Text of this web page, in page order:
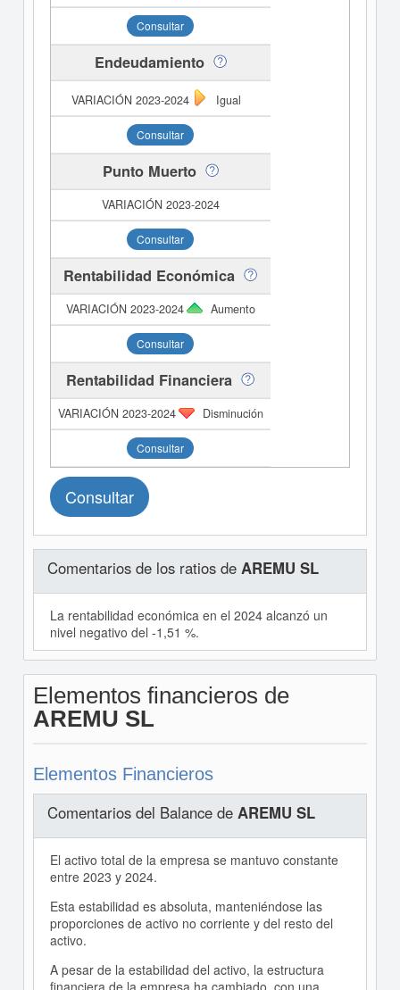
Consultar
Endeudamiento
Igual
Consultar
Punto Muerto
Consultar
Rentabilidad Económica
Aumento
Consultar
Rentabilidad Financiera
Disminución
Consultar
Consultar
Comentarios de los ratios de AREMU SL
La rentabilidad económica en el 2024 alcanzó un
nivel negativo del -1,51 %.
Elementos financieros de
AREMU SL
Elementos Financieros
Comentarios del Balance de AREMU SL
El activo total de la empresa se mantuvo constante
entre 2023 y 2024.
Esta estabilidad es absoluta, manteniéndose las
proporciones de activo no corriente y del resto del
activo.
A pesar de la estabilidad del activo, la estructura
financiera de la empresa ha cambiado, con una